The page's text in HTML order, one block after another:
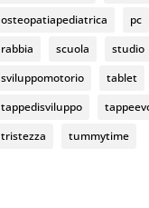
osteopatiapediatrica
pc
rabbia
scuola
studio
sviluppomotorio
tablet
tappedisviluppo
tristezza
tummytime